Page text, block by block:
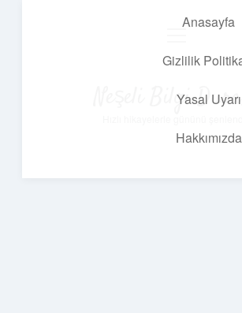
Anasayfa
Gizlilik
Yasal Uyarı
Hakkımızda
Neşeli Bilgi